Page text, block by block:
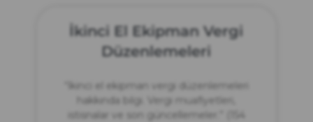
İkinci El Ekipman Vergi
Düzenlemeleri
“İkinci el ekipman vergi düzenlemeleri
hakkında bilgi. Vergi muafiyetleri,
istisnalar ve son güncellemeler.” (154